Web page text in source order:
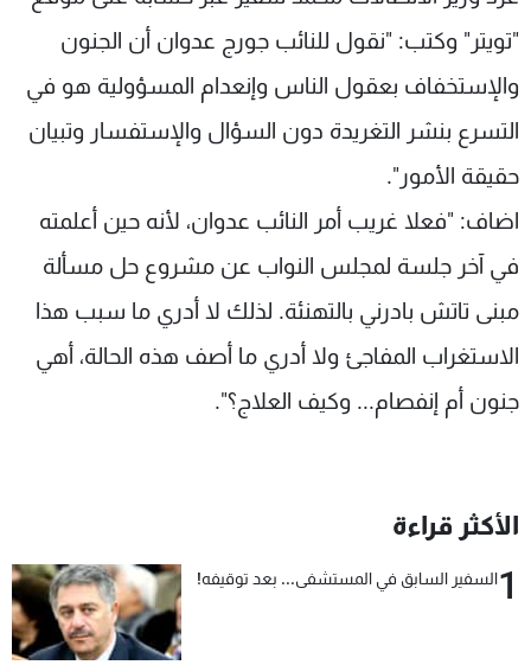
"تويتر" وكتب: "نقول للنائب جورج عدوان أن الجنون
والإستخفاف بعقول الناس وإنعدام المسؤولية هو في
التسرع بنشر التغريدة دون السؤال والإستفسار وتبيان
حقيقة الأمور".
اضاف: "‏‏فعلا غريب أمر النائب عدوان، لأنه حين أعلمته
في آخر جلسة لمجلس النواب عن مشروع حل مسألة
مبنى تاتش بادرني بالتهنئة. لذلك لا أدري ما سبب هذا
الاستغراب المفاجئ ولا أدري ما أصف هذه الحالة، أهي
جنون أم إنفصام... وكيف العلاج؟".
الأكثر قراءة
1السفير السابق في المستشفى... بعد توقيفه!
شاهد البرامج
الترددات
عن MTV
لاعلاناتكم
وظائف
سياسة الخصوصية